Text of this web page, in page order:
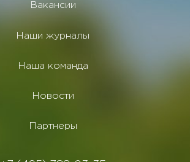
Вакансии
Наши журналы
Наша команда
Новости
Партнеры